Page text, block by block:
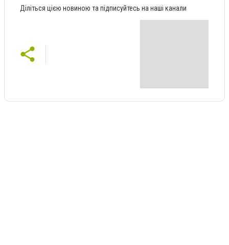
Діліться цією новиною та підписуйтесь на наші канали